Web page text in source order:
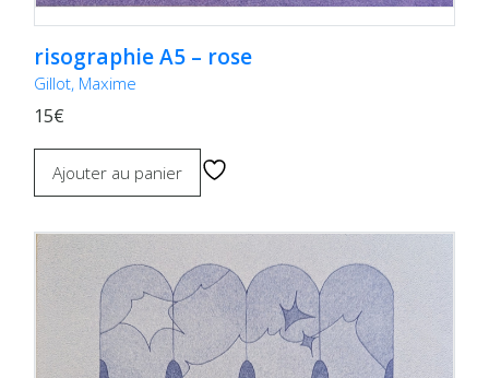
risographie A5 – rose
Gillot, Maxime
15€
Ajouter au panier